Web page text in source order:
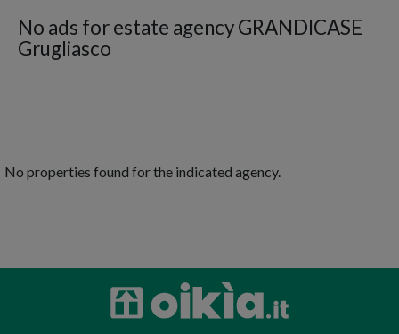
No ads forestate agency GRANDICASE
Grugliasco
No properties found for the indicated agency.